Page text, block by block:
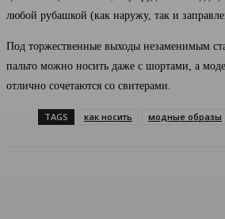
любой рубашкой (как наружу, так и
Под торжественные выходы незаменимым
пальто можно носить даже с шортами, а
отлично сочетаются со свитерами.
TAGS как носить модные образы